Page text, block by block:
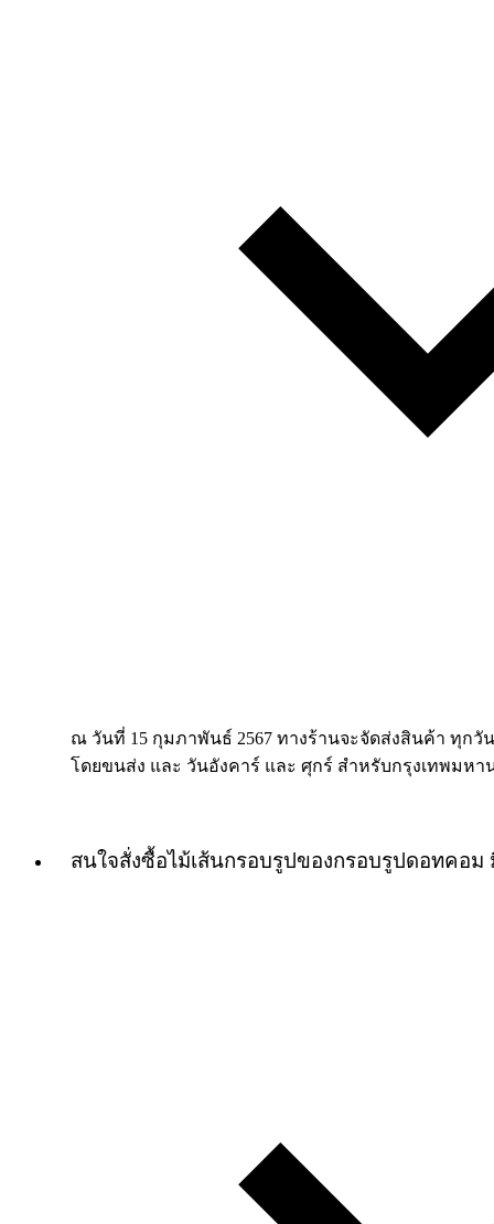
ณ วันที่ 15 กุมภาพันธ์ 2567 ทางร้านจะจัดส่งสินค้า ทุกวั
โดยขนส่ง และ วันอังคาร์ และ ศุกร์ สำหรับกรุงเทพมห
สนใจสั่งซื้อไม้เส้นกรอบรูปของกรอบรูปดอทคอ